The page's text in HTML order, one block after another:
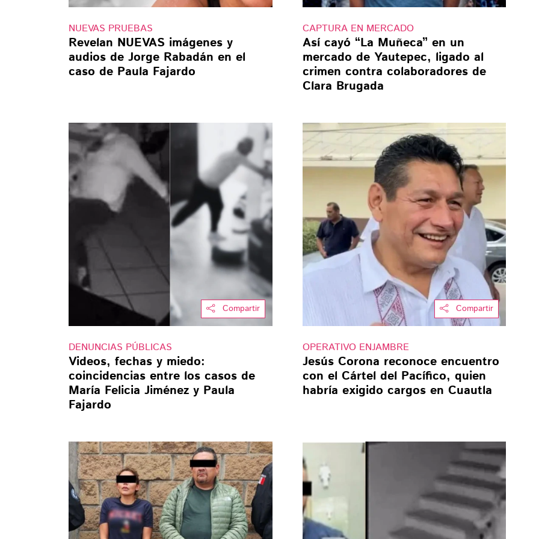
NUEVAS PRUEBAS
Revelan NUEVAS imágenes y
audios de Jorge Rabadán en el
caso de Paula Fajardo
CAPTURA EN MERCADO
Así cayó “La Muñeca” en un
mercado de Yautepec, ligado al
crimen contra colaboradores de
Clara Brugada
Compartir
DENUNCIAS PÚBLICAS
Videos, fechas y miedo:
coincidencias entre los casos de
María Felicia Jiménez y Paula
Fajardo
Compartir
OPERATIVO ENJAMBRE
Jesús Corona reconoce encuentro
con el Cártel del Pacífico, quien
habría exigido cargos en Cuautla